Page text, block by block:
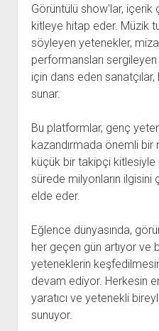
Görüntülü show'lar, içerik
kitleye hitap eder. Müzik
söyleyen yetenekler,
performansları
için dans eden
sunar.
Bu platformlar, genç
kazandırmada önemli bir
küçük bir takipçi kitlesiyle
sürede milyonların ilgisini
elde eder.
Eğlence dünyasında,
her geçen gün artıyor ve
yeteneklerin
devam ediyor. Herkesin
yaratıcı ve yetenekli
sunuyor.